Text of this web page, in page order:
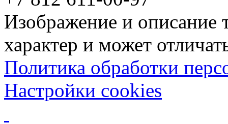
Изображение и описание
характер и может
Политика обработки
Настройки cookies